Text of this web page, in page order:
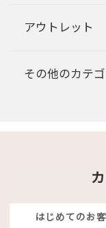
アウトレット
その他のカテゴ
はじめてのお